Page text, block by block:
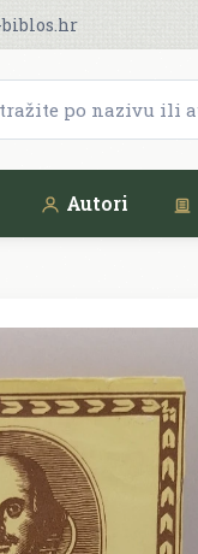
Autori